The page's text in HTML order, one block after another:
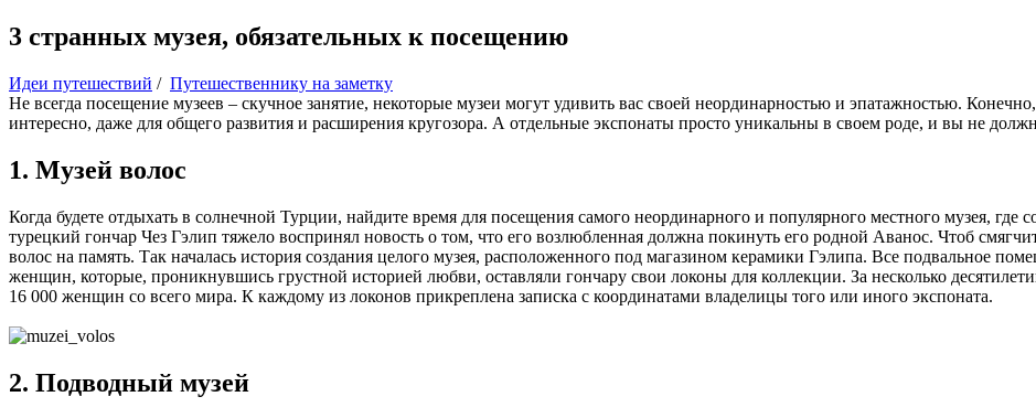
3 странных музея, обязательных к посещению
Идеи путешествий / Путешественнику на заметку
Не всегда посещение музеев – скучное занятие, некоторые музеи могут удивить вас своей неординарностью и эпатажностью.
интересно, даже для общего развития и расширения кругозора. А отдельные экспонаты просто уникальны в своем роде, и вы не
1. Музей волос
Когда будете отдыхать в солнечной Турции, найдите время для посещения самого неординарного и популярного местного музея, где
турецкий гончар Чез Гэлип тяжело воспринял новость о том, что его возлюбленная должна покинуть его родной Аванос. Чтоб
волос на память. Так началась история создания целого музея, расположенного под магазином керамики Гэлипа. Все подвальное
женщин, которые, проникнувшись грустной историей любви, оставляли гончару свои локоны для коллекции. За несколько
16 000 женщин со всего мира. К каждому из локонов прикреплена записка с координатами владелицы того или иного экспоната.
2. Подводный музей